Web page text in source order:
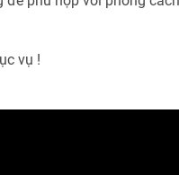
vụ !